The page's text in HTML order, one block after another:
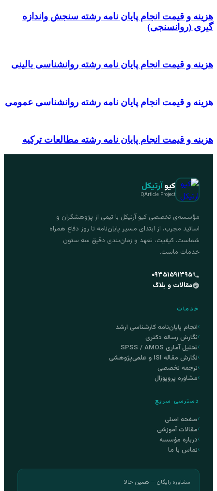
هزینه و قیمت انجام پایان نامه رشته سنجش واندازه
گیری (روانسنجی)
هزینه و قیمت انجام پایان نامه رشته روانشناسی بالینی
هزینه و قیمت انجام پایان نامه رشته روانشناسی عمومی
هزینه و قیمت انجام پایان نامه رشته مطالعات ترکیه
کیوآرتیکل
QArticle Project
مؤسسه‌ی تخصصی کیو آرتیکل با تیمی از پژوهشگران و
اساتید مجرب، از ابتدای مسیر پایان‌نامه تا روز دفاع همراه
شماست. کیفیت، تعهد و زمان‌بندی دقیق سه ستون
خدمات ماست.
۰۹۳۵۱۵۹۱۳۹۵
مقالات و بلاگ
خدمات
انجام پایان‌نامه کارشناسی ارشد
نگارش رساله دکتری
تحلیل آماری SPSS / AMOS
نگارش مقاله ISI و علمی‌پژوهشی
ترجمه تخصصی
مشاوره پروپوزال
دسترسی سریع
صفحه اصلی
مقالات آموزشی
درباره مؤسسه
تماس با ما
مشاوره رایگان — همین حالا